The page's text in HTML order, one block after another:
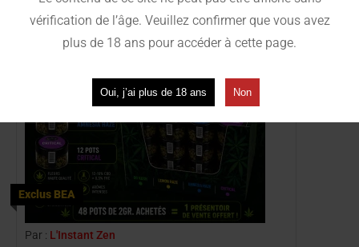
Exclus BEA
Par : L'Instant Zen
vérification de l’âge. Veuillez confirmer que vous avez
plus de 18 ans pour accéder à cette page.
Oui, j’ai plus de 18 ans Non